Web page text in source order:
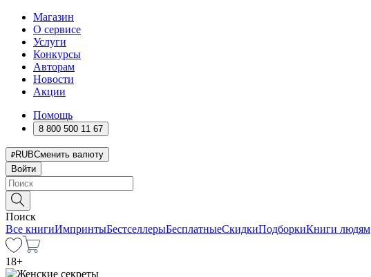
Магазин
О сервисе
Услуги
Конкурсы
Авторам
Новости
Акции
Помощь
8 800 500 11 67
RUBСменить валюту
Войти
Поиск
Все книгиИмпринтыБестселлерыБесплатныеСкидкиПодборкиКниги людям
18+